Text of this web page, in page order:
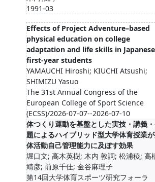
1991-03
Effects of Project Adventure–based
physical education on college
adaptation and life skills in Japanese
first-year students
YAMAUCHI Hiroshi; KIUCHI Atsushi;
SHIMIZU Yasuo
The 31st Annual Congress of the
European College of Sport Science
(ECSS)/2026-07-07--2026-07-10
体つくり運動を基盤とした実技・講義
題によるハイブリッド型大学体育授業
体活動自己管理能力に及ぼす効果
堀口文; 高木英樹; 木内 敦詞; 松浦稜; 高
靖彦; 前原千佳; 金谷麻理子
第14回大学体育スポーツ研究フォーラ